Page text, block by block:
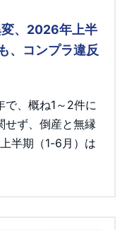
、2026年上半
、コンプラ違反
で、概ね1～2件に
せず、倒産と無縁
半期（1-6月）は